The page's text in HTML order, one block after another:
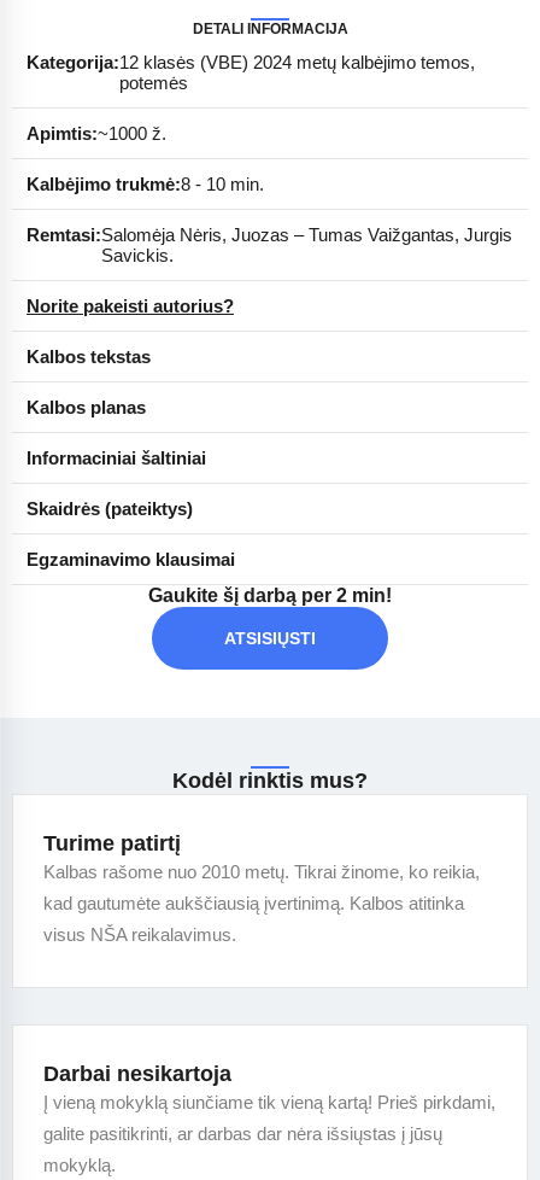
DETALI INFORMACIJA
Kategorija:12 klasės (VBE) 2024 metų kalbėjimo temos,
potemės
Apimtis:~1000 ž.
Kalbėjimo trukmė:8 - 10 min.
Remtasi:Salomėja Nėris, Juozas – Tumas Vaižgantas, Jurgis
Savickis.
Norite pakeisti autorius?
Kalbos tekstas
Kalbos planas
Informaciniai šaltiniai
Skaidrės (pateiktys)
Egzaminavimo klausimai
Gaukite šį darbą per 2 min!
ATSISIŲSTI
Kodėl rinktis mus?
Turime patirtį
Kalbas rašome nuo 2010 metų. Tikrai žinome, ko reikia,
kad gautumėte aukščiausią įvertinimą. Kalbos atitinka
visus NŠA reikalavimus.
Darbai nesikartoja
Į vieną mokyklą siunčiame tik vieną kartą! Prieš pirkdami,
galite pasitikrinti, ar darbas dar nėra išsiųstas į jūsų
mokyklą.